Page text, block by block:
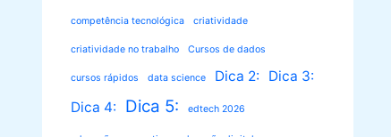
competência tecnológica criatividade
criatividade no trabalho Cursos de dados
cursos rápidos data science Dica 2:
Dica 3:
Dica 4:
Dica 5: edtech 2026